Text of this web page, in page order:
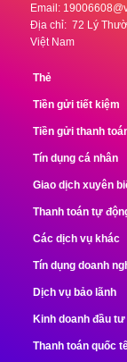
Email:
Địa chỉ: 72 Lý
Việt Nam
Thẻ
Tiền gửi tiết kiệm
Tiền gửi thanh
Tín dụng cá nhân
Giao dịch xuyên
Thanh toán tự
Các dịch vụ khác
Tín dụng doanh
Dịch vụ bảo lãnh
Kinh doanh đầu tư
Thanh toán quốc